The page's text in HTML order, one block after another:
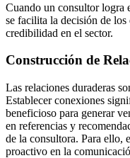
Cuando un consultor logra
se facilita la decisión de
credibilidad en el sector.
Construcción de
Las relaciones duraderas
Establecer conexiones
beneficioso para generar
en referencias y
de la consultora. Para ello,
proactivo en la